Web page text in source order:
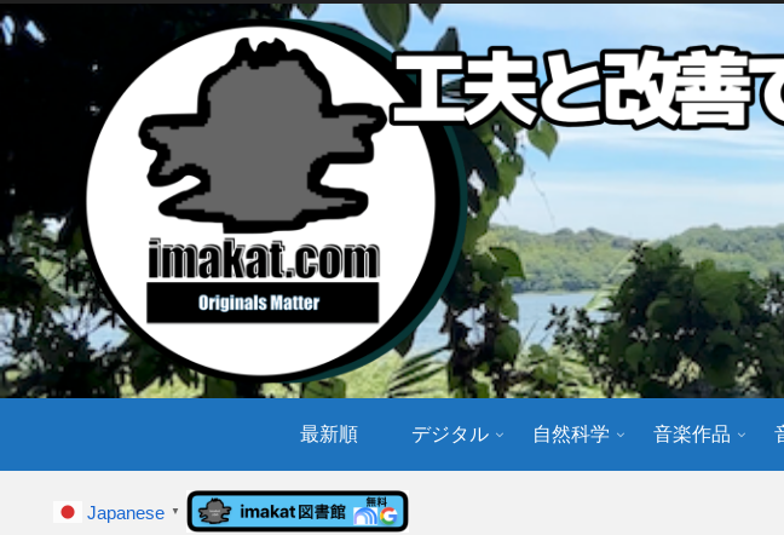
最新順 デジタル 自然科学 音楽作品
Japanese ▼